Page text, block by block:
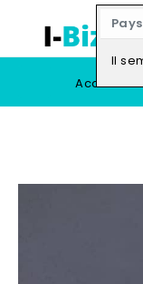
Pays
Il
Accueil